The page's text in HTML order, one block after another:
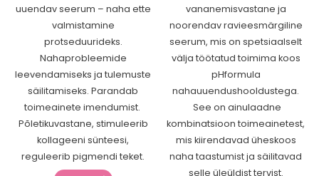
uuendav seerum – naha ette
valmistamine
protseduurideks.
Nahaprobleemide
leevendamiseks ja tulemuste
säilitamiseks. Parandab
toimeainete imendumist.
Põletikuvastane, stimuleerib
kollageeni sünteesi,
reguleerib pigmendi teket.
vananemisvastane ja
noorendav ravieesmärgiline
seerum, mis on spetsiaalselt
välja töötatud toimima koos
pHformula
nahauuendushooldustega.
See on ainulaadne
kombinatsioon toimeainetest,
mis kiirendavad üheskoos
naha taastumist ja säilitavad
selle üleüldist tervist.